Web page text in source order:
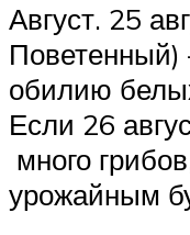
Август. 25
Поветенный)
обилию
Если 26
много
урожайным